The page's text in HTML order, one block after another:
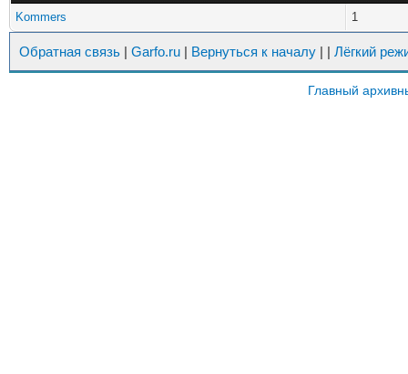
Kommers 1
Обратная связь | Garfo.ru | Вернуться к началу | | Лёгкий
Главный